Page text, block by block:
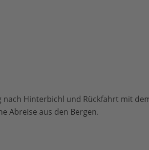
Hinterbichl und Rückfahrt mit
Abreise aus den Bergen.